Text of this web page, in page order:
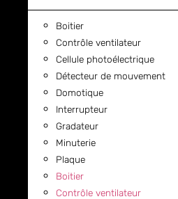
Boitier
Contrôle ventilateur
Cellule photoélectrique
Détecteur de mouvement
Domotique
Interrupteur
Gradateur
Minuterie
Plaque
Boitier
Contrôle ventilateur